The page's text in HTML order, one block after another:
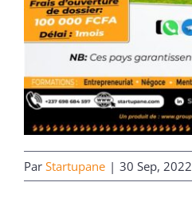
Par Startupane | 30 Sep, 2022